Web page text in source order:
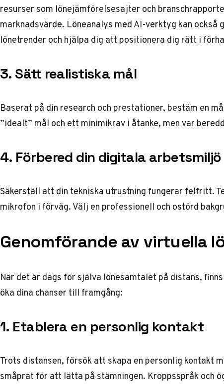
resurser som lönejämförelsesajter och
marknadsvärde. Löneanalys med AI-verktyg kan också
lönetrender och hjälpa dig att positionera dig rätt i
3. Sätt realistiska mål
Baserat på din research och prestationer, bestäm en
”idealt” mål och ett minimikrav i åtanke, men var
4. Förbered din digitala arbetsmiljö
Säkerställ att din tekniska utrustning fungerar felfritt.
mikrofon i förväg. Välj en professionell och ostörd
Genomförande av virtuella
När det är dags för själva lönesamtalet på distans,
öka dina chanser till framgång:
1. Etablera en personlig kontakt
Trots distansen, försök att skapa en personlig kontakt
småprat för att lätta på stämningen. Kroppsspråk och